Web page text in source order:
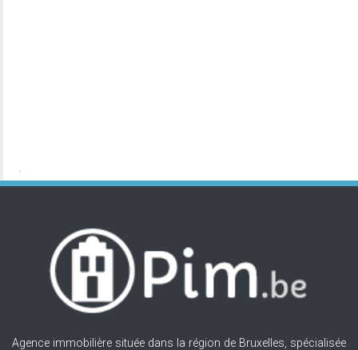
Agence immobilière située dans la région de Bruxelles, spécialisée